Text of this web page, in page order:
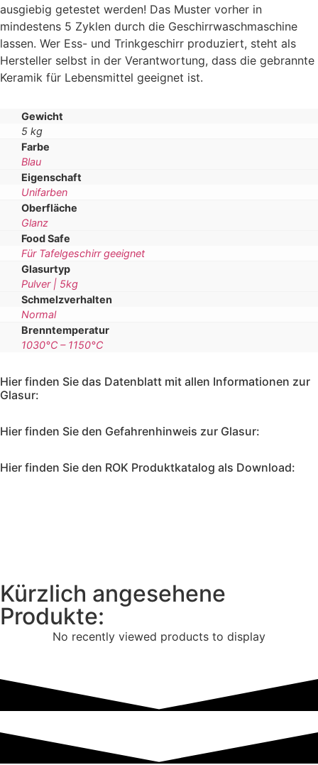
ausgiebig getestet werden! Das Muster vorher in
mindestens 5 Zyklen durch die Geschirrwaschmaschine
lassen. Wer Ess- und Trinkgeschirr produziert, steht als
Hersteller selbst in der Verantwortung, dass die gebrannte
Keramik für Lebensmittel geeignet ist.
Gewicht
5 kg
Farbe
Blau
Eigenschaft
Unifarben
Oberfläche
Glanz
Food Safe
Für Tafelgeschirr geeignet
Glasurtyp
Pulver | 5kg
Schmelzverhalten
Normal
Brenntemperatur
1030°C – 1150°C
Hier finden Sie das Datenblatt mit allen Informationen zur
Glasur:
Hier finden Sie den Gefahrenhinweis zur Glasur:
Hier finden Sie den ROK Produktkatalog als Download:
Kürzlich angesehene
Produkte:
No recently viewed products to display